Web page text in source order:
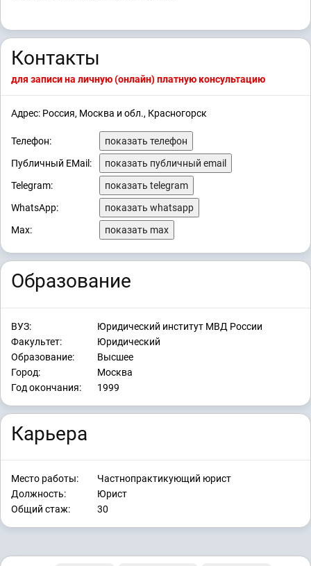
Контакты
для записи на личную (онлайн) платную консультацию
Адрес: Россия, Москва и обл., Красногорск
Телефон:
показать телефон
Публичный EMail:
показать публичный email
Telegram:
показать telegram
WhatsApp:
показать whatsapp
Max:
показать max
Образование
ВУЗ:
Юридический институт МВД России
Факультет:
Юридический
Образование:
Высшее
Город:
Москва
Год окончания:
1999
Карьера
Место работы:
Частнопрактикующий юрист
Должность:
Юрист
Общий стаж:
30